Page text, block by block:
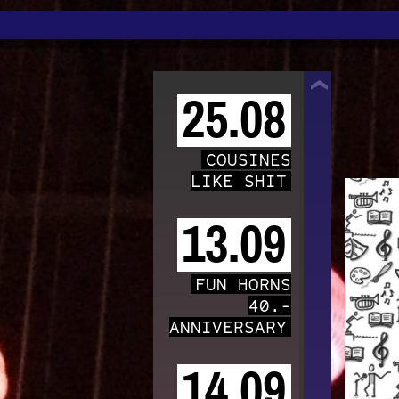
25.08
COUSINES
LIKE SHIT
13.09
FUN HORNS
40.-
ANNIVERSARY